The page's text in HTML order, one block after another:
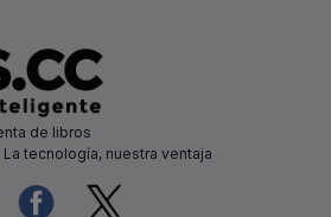
de libros
tecnología, nuestra ventaja